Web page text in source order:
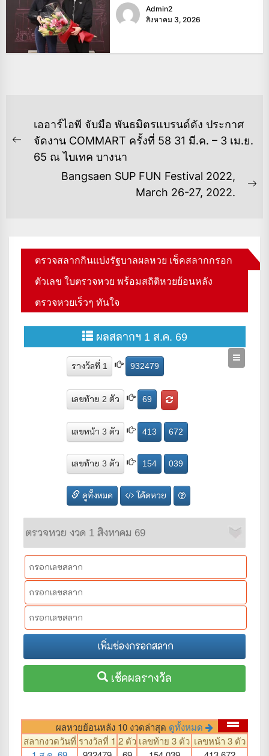
Admin2
สิงหาคม 3, 2026
แนะแนว
เรื่อง
Previous
post:
เออาร์ไอพี จับมือ พันธมิตรแบรนด์ดัง ประกาศ
จัดงาน COMMART ครั้งที่ 58 31 มี.ค. – 3 เม.ย.
65 ณ ไบเทค บางนา
Bangsaen SUP FUN Festival 2022,
March 26-27, 2022.
ตรวจสลากกินแบ่งรัฐบาลผลหวย เช็คสลากกรอก
ตัวเลข ใบตรวจหวย พร้อมสถิติหวยย้อนหลัง
ตรวจหวยเร็วๆ ทันใจ